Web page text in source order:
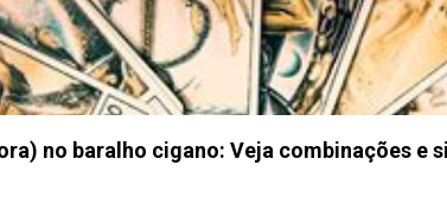
no baralho cigano: Veja combinações e